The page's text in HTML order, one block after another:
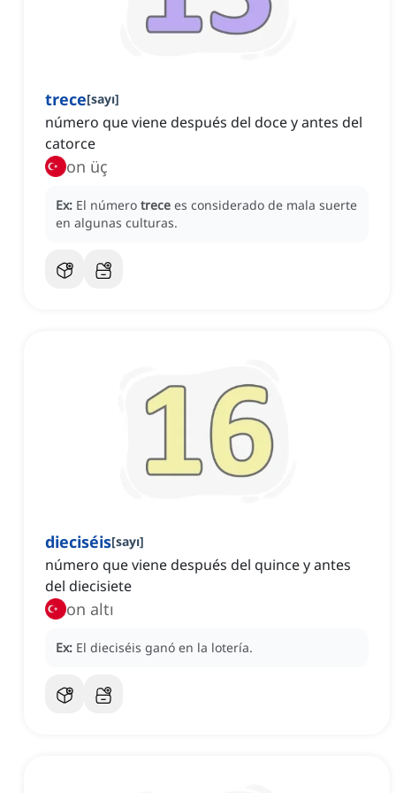
trece[sayı]
número que viene después del doce y antes del
catorce
on üç
Ex: El número trece es considerado de mala suerte
en algunas culturas.
dieciséis[sayı]
número que viene después del quince y antes
del diecisiete
on altı
Ex: El dieciséis ganó en la lotería.